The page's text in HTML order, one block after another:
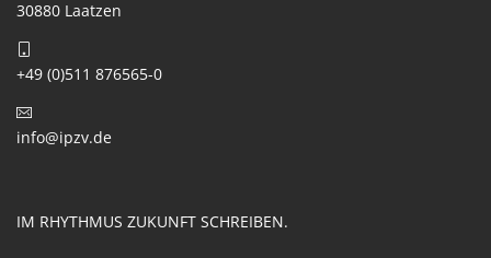
30880 Laatzen
+49 (0)511 876565-0
info@ipzv.de
IM RHYTHMUS ZUKUNFT SCHREIBEN.